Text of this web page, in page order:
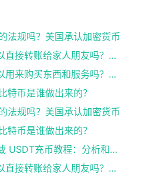
法规吗？美国承认加密货币
泰达币（USDT）可以直接转账给家人朋友吗？泰达币创始人是谁？
泰达币（USDT）可以用来购买东西和服务吗？泰达币怎么交易？
特币是谁做出来的？
法规吗？美国承认加密货币
特币是谁做出来的？
泰达币交易所app下载 USDT充币教程：分析和实用指南
泰达币（USDT）可以直接转账给家人朋友吗？泰达币创始人是谁？